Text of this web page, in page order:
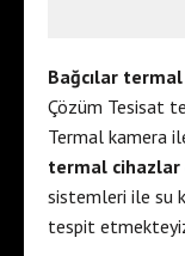
Bağcılar
Çözüm Tesisat
Termal kamera
termal cihazlar
sistemleri ile su
tespit